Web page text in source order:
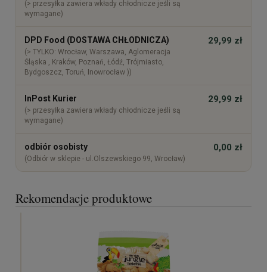
(> przesyłka zawiera wkłady chłodnicze jeśli są
wymagane)
DPD Food (DOSTAWA CHŁODNICZA)
(> TYLKO: Wrocław, Warszawa, Aglomeracja
Śląska , Kraków, Poznań, Łódź, Trójmiasto,
Bydgoszcz, Toruń, Inowrocław ))
29,99 zł
InPost Kurier
(> przesyłka zawiera wkłady chłodnicze jeśli są
wymagane)
29,99 zł
odbiór osobisty
(Odbiór w sklepie - ul.Olszewskiego 99, Wrocław)
0,00 zł
Rekomendacje produktowe